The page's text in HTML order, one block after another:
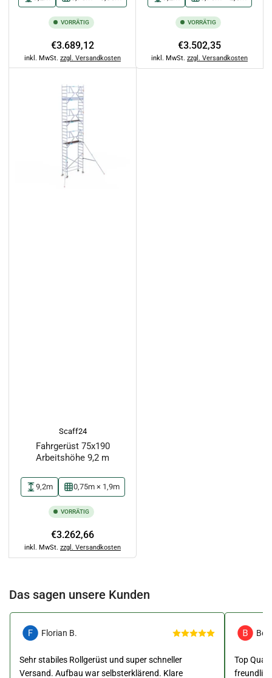
VORRÄTIG
Normaler
Preis
€3.689,12
inkl. MwSt. zzgl. Versandkosten
VORRÄTIG
Normaler
Preis
€3.502,35
inkl. MwSt. zzgl. Versandkosten
Scaff24
Fahrgerüst 75x190
Arbeitshöhe 9,2 m
9,2m 0,75m × 1,9m
VORRÄTIG
Normaler
Preis
€3.262,66
inkl. MwSt. zzgl. Versandkosten
Das sagen unsere Kunden
Florian B.
Sehr stabiles Rollgerüst und super schneller
Versand. Aufbau war selbsterklärend. Klare
Top